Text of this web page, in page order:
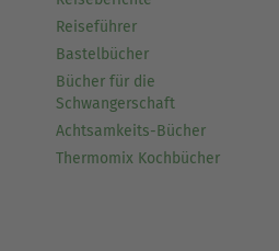
Reiseführer
Bastelbücher
Bücher für die
Schwangerschaft
Achtsamkeits-Bücher
Thermomix Kochbücher